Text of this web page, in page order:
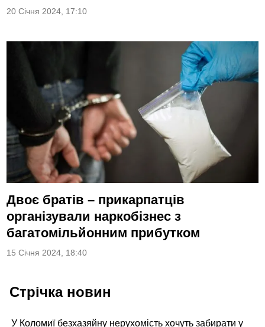
20 Січня 2024, 17:10
Двоє братів – прикарпатців
організували наркобізнес з
багатомільйонним прибутком
15 Січня 2024, 18:40
Стрічка новин
У Коломиї безхазяйну нерухомість хочуть забирати у